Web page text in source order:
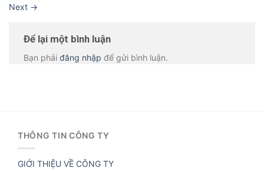
Next →
Để lại một bình luận
Bạn phải đăng nhập để gửi bình luận.
THÔNG TIN CÔNG TY
GIỚI THIỆU VỀ CÔNG TY